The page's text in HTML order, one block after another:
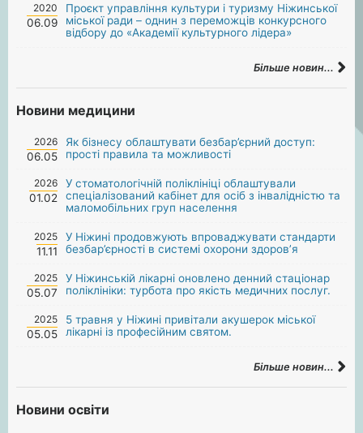
2020
06.09
Проєкт управління культури і туризму Ніжинської
міської ради – однин з переможців конкурсного
відбору до «Академії культурного лідера»
Більше новин...
Новини медицини
2026
06.05
Як бізнесу облаштувати безбар’єрний доступ:
прості правила та можливості
2026
01.02
У стоматологічній поліклініці облаштували
спеціалізований кабінет для осіб з інвалідністю та
маломобільних груп населення
2025
11.11
У Ніжині продовжують впроваджувати стандарти
безбар’єрності в системі охорони здоров’я
2025
05.07
У Ніжинській лікарні оновлено денний стаціонар
поліклініки: турбота про якість медичних послуг.
2025
05.05
5 травня у Ніжині привітали акушерок міської
лікарні із професійним святом.
Більше новин...
Новини освіти